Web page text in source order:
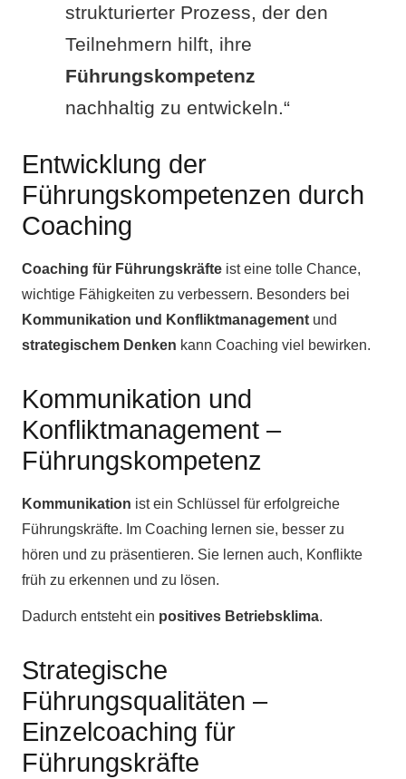
strukturierter Prozess, der den
Teilnehmern hilft, ihre
Führungskompetenz
nachhaltig zu entwickeln.“
Entwicklung der
Führungskompetenzen durch
Coaching
Coaching für Führungskräfte ist eine tolle Chance,
wichtige Fähigkeiten zu verbessern. Besonders bei
Kommunikation und Konfliktmanagement und
strategischem Denken kann Coaching viel bewirken.
Kommunikation und
Konfliktmanagement –
Führungskompetenz
Kommunikation ist ein Schlüssel für erfolgreiche
Führungskräfte. Im Coaching lernen sie, besser zu
hören und zu präsentieren. Sie lernen auch, Konflikte
früh zu erkennen und zu lösen.
Dadurch entsteht ein positives Betriebsklima.
Strategische
Führungsqualitäten –
Einzelcoaching für
Führungskräfte